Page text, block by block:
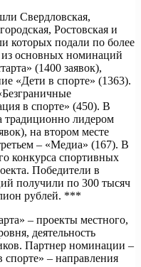
Свердловская,
Ростовская и
которых подали по более
основных номинаций
(1400 заявок),
«Дети в спорте» (1363).
в спорте» (450). В
традиционно лидером
на втором месте
– «Медиа» (167). В
конкурса спортивных
Победители в
получили по 300 тысяч
рублей. ***
– проекты местного,
деятельность
Партнер номинации –
– направления